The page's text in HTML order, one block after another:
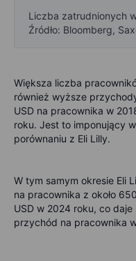
Liczba zatrudnionych
Źródło: Bloomberg,
Większa liczba
również wyższe
USD na pracownika w
roku. Jest to imponujący
porównaniu z Eli Lilly.
W tym samym okresie Eli
na pracownika z około
USD w 2024 roku, co
przychód na pracownika